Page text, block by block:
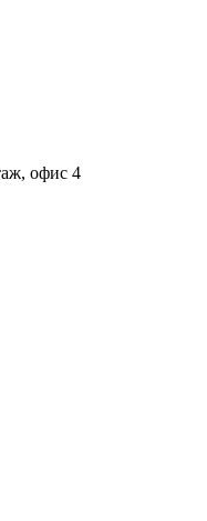
офис 4